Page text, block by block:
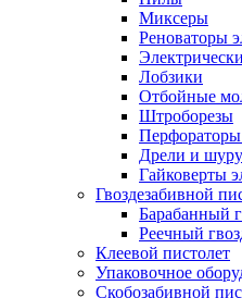
Миксеры
Реноваторы
Лобзики
Отбойные
Штроборезы
Перфораторы
Дрели и
Гайковерты
Гвоздезабивной
Барабанный
Реечный
Клеевой пистолет
Упаковочное
Скобозабивной